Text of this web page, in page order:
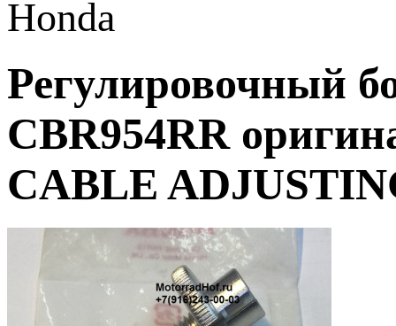
Honda
Регулировочный
CBR954RR
CABLE